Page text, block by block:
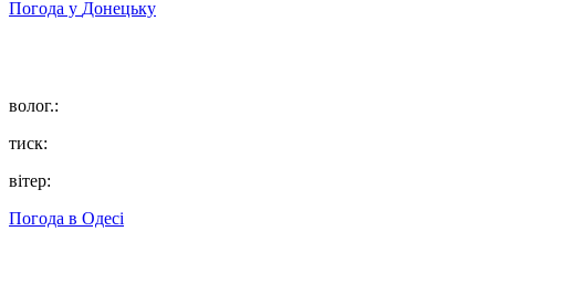
Погода у Донецьку
волог.:
тиск:
вітер:
Погода в Одесі